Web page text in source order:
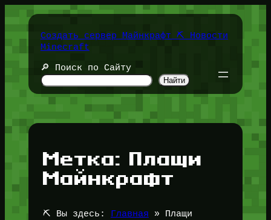
содержимомуСоздать сервер Майнкрафт ⛏️ Новости
Minecraft
🔎 Поиск по Сайту
Найти
Метка: Плащи
Майнкрафт
⛏️ Вы здесь: Главная » Плащи